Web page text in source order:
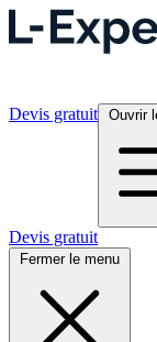
Devis gratuit Ouvrir
Devis gratuit
Fermer le menu